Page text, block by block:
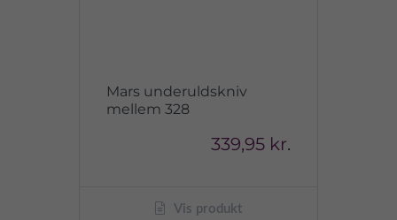
Mars underuldskniv
mellem 328
339,95 kr.
Vis produkt